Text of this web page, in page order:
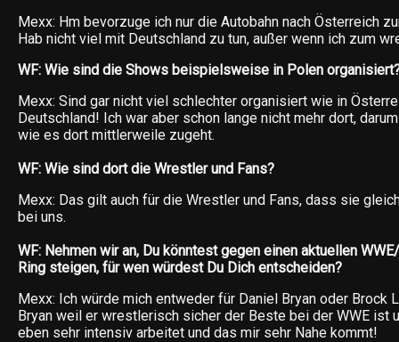
Mexx: Hm bevorzuge ich nur die Autobahn nach Österreich
Hab nicht viel mit Deutschland zu tun, außer wenn ich zum
WF: Wie sind die Shows beispielsweise in Polen
Mexx: Sind gar nicht viel schlechter organisiert wie in
Deutschland! Ich war aber schon lange nicht mehr dort,
wie es dort mittlerweile zugeht.
WF: Wie sind dort die Wrestler und Fans?
Mexx: Das gilt auch für die Wrestler und Fans, dass sie
bei uns.
WF: Nehmen wir an, Du könntest gegen einen aktuellen
Ring steigen, für wen würdest Du Dich entscheiden?
Mexx: Ich würde mich entweder für Daniel Bryan oder Brock
Bryan weil er wrestlerisch sicher der Beste bei der WWE ist
eben sehr intensiv arbeitet und das mir sehr Nahe kommt!